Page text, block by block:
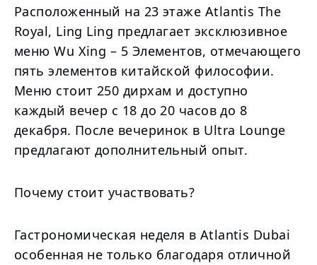
Расположенный на 23 этаже Atlantis The
Royal, Ling Ling предлагает эксклюзивное
меню Wu Xing – 5 Элементов, отмечающего
пять элементов китайской философии.
Меню стоит 250 дирхам и доступно
каждый вечер с 18 до 20 часов до 8
декабря. После вечеринок в Ultra Lounge
предлагают дополнительный опыт.
Почему стоит участвовать?
Гастрономическая неделя в Atlantis Dubai
особенная не только благодаря отличной